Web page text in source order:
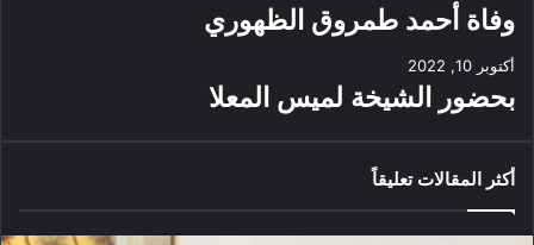
وفاة أحمد طمروق الظهوري
أكتوبر 10, 2022
بحضور الشيخة لميس المعلا
أكثر المقالات تعليقاً